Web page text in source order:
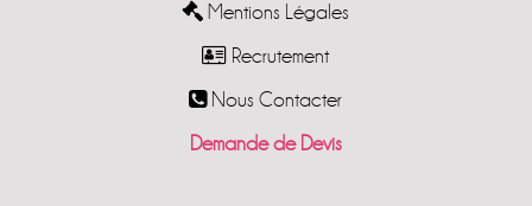
Mentions Légales
Recrutement
Nous Contacter
Demande de Devis